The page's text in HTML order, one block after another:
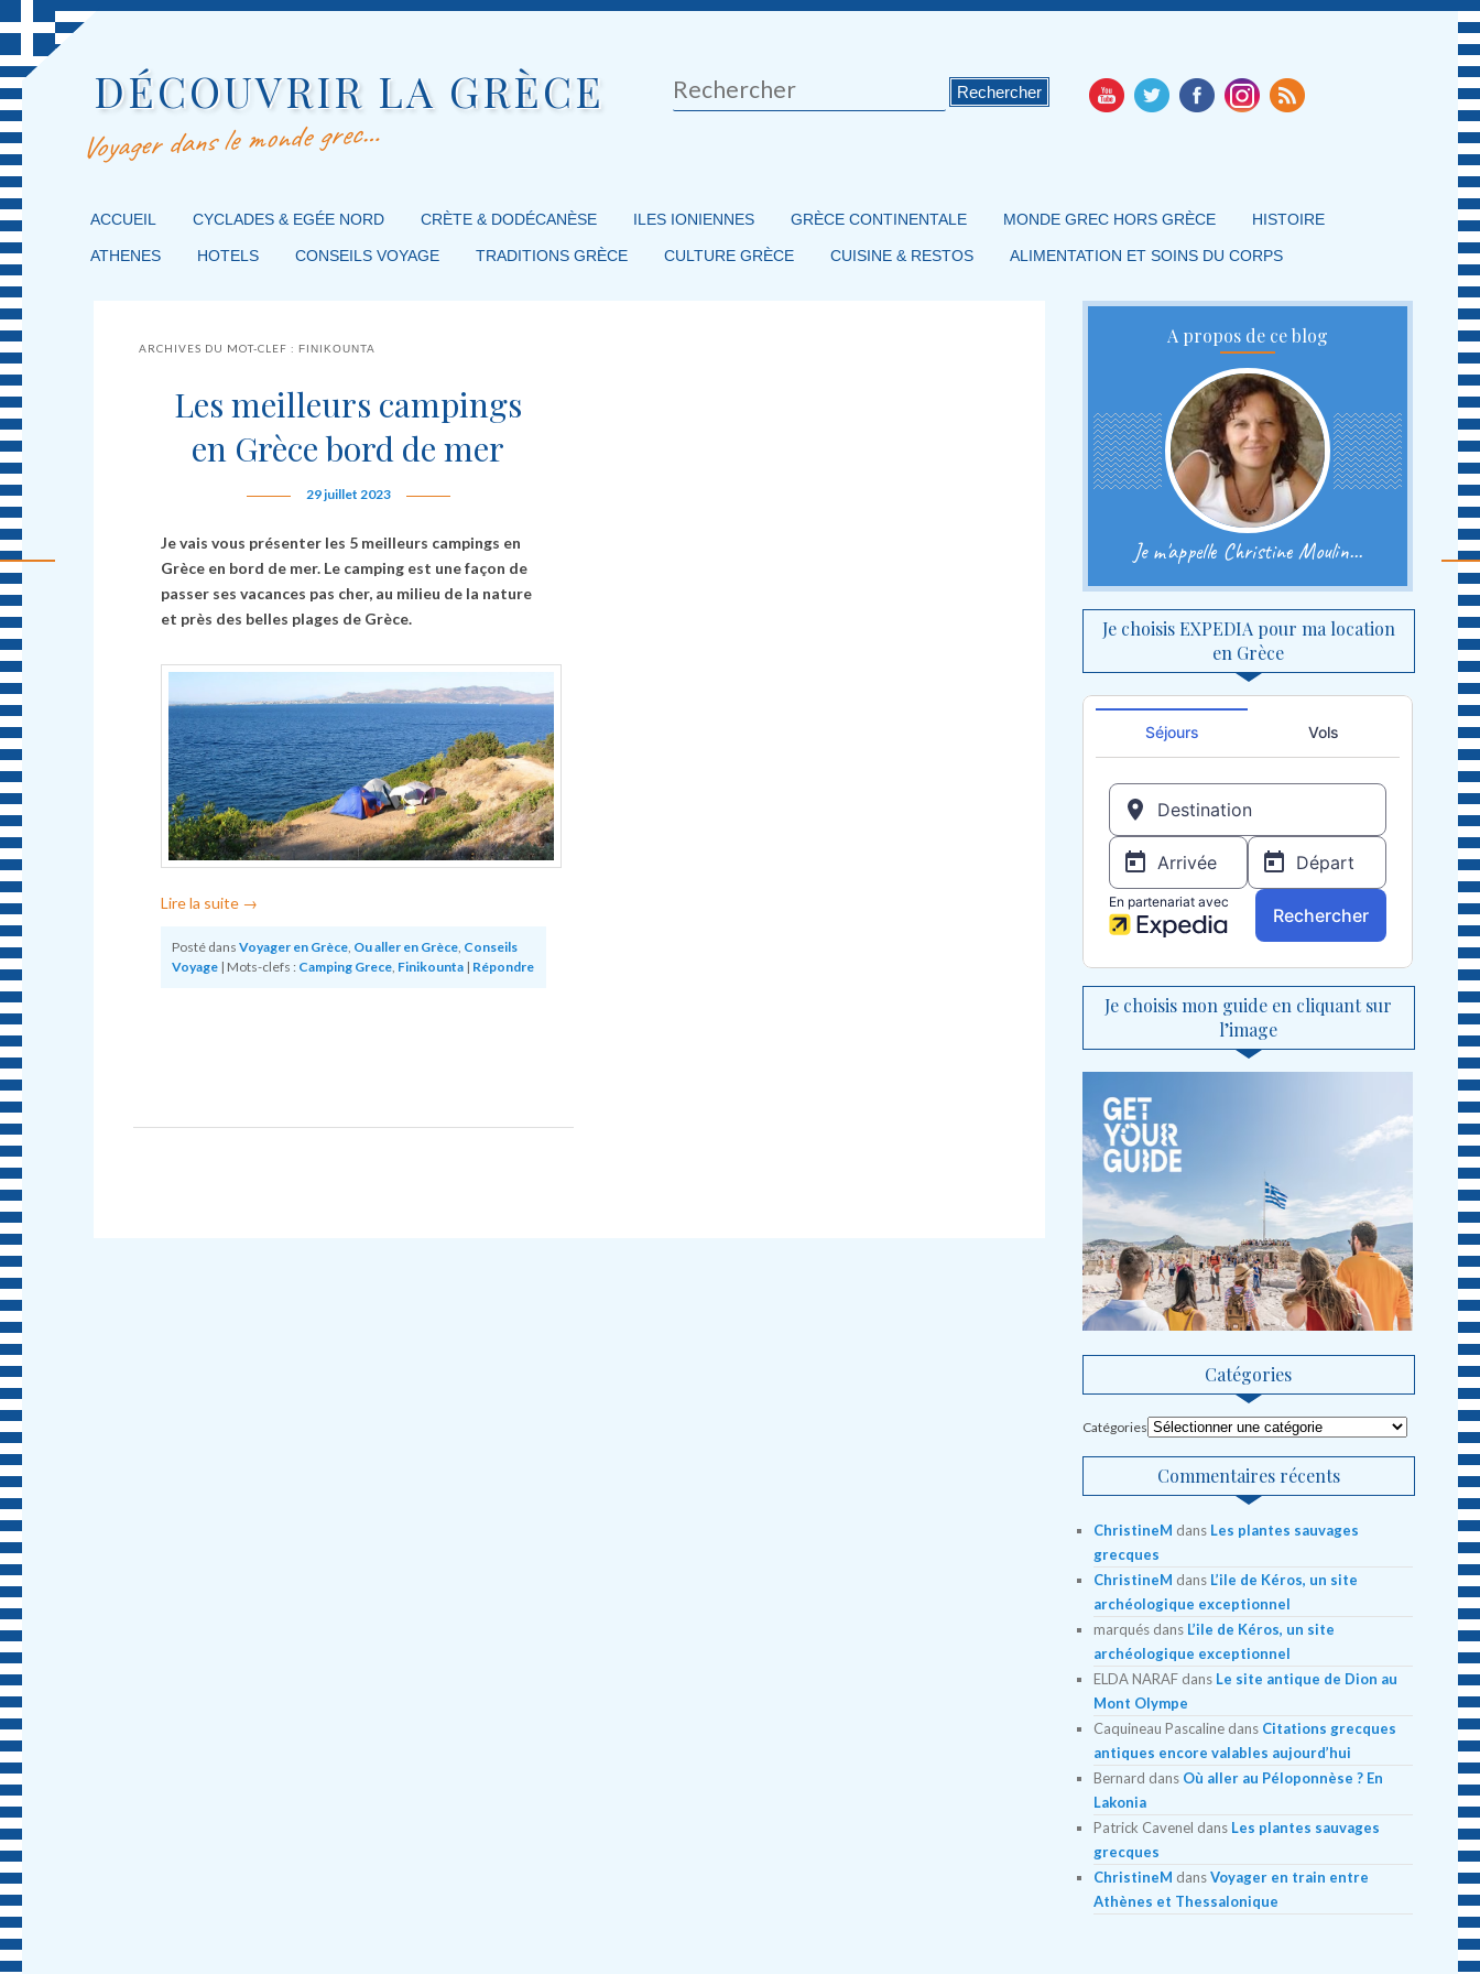
DÉCOUVRIR LA GRÈCE
Voyager dans le monde grec…
Rechercher
MENU PRINCIPAL
MASQUER LA NAVIGATION PRINCIPALE
MASQUER LA NAVIGATION SECONDAIRE
ACCUEIL CYCLADES & EGÉE NORD CRÈTE & DODÉCANÈSE ILES IONIENNES GRÈCE CONTINENTALE MONDE GREC HORS GRÈCE HISTOIRE
ATHENES HOTELS CONSEILS VOYAGE TRADITIONS GRÈCE CULTURE GRÈCE CUISINE & RESTOS ALIMENTATION ET SOINS DU CORPS
ARCHIVES DU MOT-CLEF :FINIKOUNTA
Les meilleurs campings
en Grèce bord de mer
29 juillet 2023
Je vais vous présenter les 5 meilleurs campings en
Grèce en bord de mer. Le camping est une façon de
passer ses vacances pas cher, au milieu de la nature
et près des belles plages de Grèce.
Lire la suite →
Posté dans Voyager en Grèce, Ou aller en Grèce, Conseils
Voyage | Mots-clefs : Camping Grece, Finikounta | Répondre
A propos de ce blog
Je m'appelle Christine Moulin...
Je choisis EXPEDIA pour ma location
en Grèce
Je choisis mon guide en cliquant sur
l’image
Catégories
Catégories
Commentaires récents
ChristineM dans Les plantes sauvages
grecques
ChristineM dans L’ile de Kéros, un site
archéologique exceptionnel
marquésdans L’ile de Kéros, un site
archéologique exceptionnel
ELDA NARAFdans Le site antique de Dion au
Mont Olympe
Caquineau Pascalinedans Citations grecques
antiques encore valables aujourd’hui
Bernard dans Où aller au Péloponnèse ? En
Lakonia
Patrick Cavenel dans Les plantes sauvages
grecques
ChristineM dansVoyager en train entre
Athènes et Thessalonique